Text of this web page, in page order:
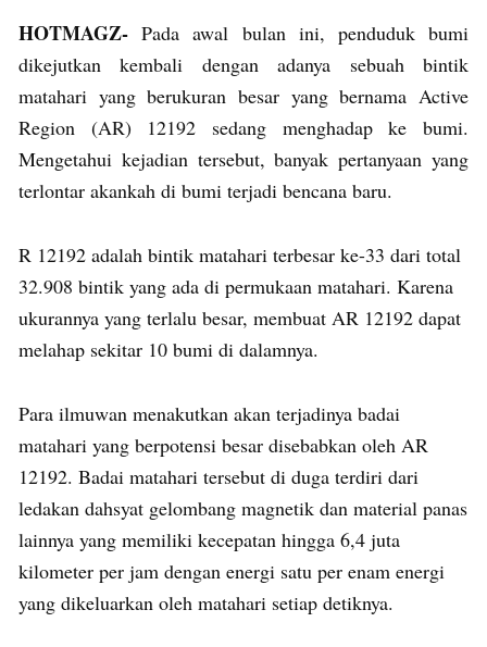
HOTMAGZ- Pada awal bulan ini, penduduk bumi
dikejutkan kembali dengan adanya sebuah bintik
matahari yang berukuran besar yang bernama Active
Region (AR) 12192 sedang menghadap ke bumi.
Mengetahui kejadian tersebut, banyak pertanyaan yang
terlontar akankah di bumi terjadi bencana baru.
R 12192 adalah bintik matahari terbesar ke-33 dari total
32.908 bintik yang ada di permukaan matahari. Karena
ukurannya yang terlalu besar, membuat AR 12192 dapat
melahap sekitar 10 bumi di dalamnya.
Para ilmuwan menakutkan akan terjadinya badai
matahari yang berpotensi besar disebabkan oleh AR
12192. Badai matahari tersebut di duga terdiri dari
ledakan dahsyat gelombang magnetik dan material panas
lainnya yang memiliki kecepatan hingga 6,4 juta
kilometer per jam dengan energi satu per enam energi
yang dikeluarkan oleh matahari setiap detiknya.